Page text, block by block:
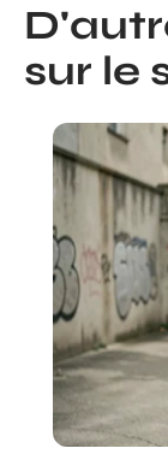
sur le